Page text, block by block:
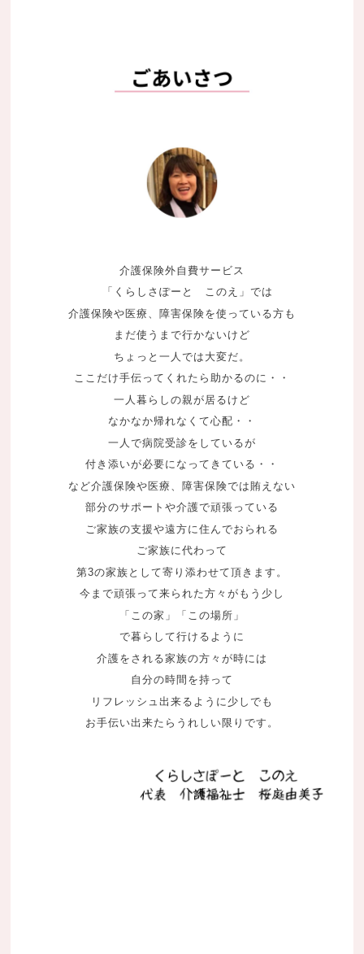
介護保険外自費サービス
「くらしさぽーと このえ」 では
介護保険や医療、障害保険を使っている方も
まだ使うまで行かないけど
ちょっと一人では大変だ。
ここだけ手伝ってくれたら助かるのに・・
一人暮らしの親が居るけど
なかなか帰れなくて心配・・
一人で病院受診をしているが
付き添いが必要になってきている・・
など介護保険や医療、障害保険では賄えない
部分のサポートや介護で頑張っている
ご家族の支援や遠方に住んでおられる
ご家族に代わって
第3の家族として寄り添わせて頂きます。
今まで頑張って来られた方々が もう少し
「この家」「この場所」
で暮らして行けるように
介護をされる家族の方々が時には
自分の時間を持って
リフレッシュ出来るように少しでも
お手伝い出来たらうれしい限りです。